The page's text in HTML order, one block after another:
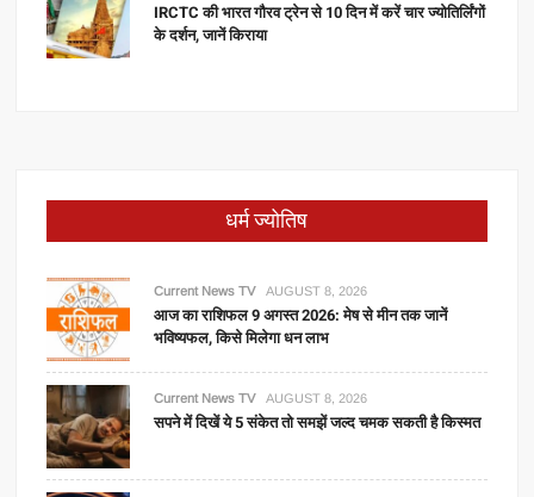
IRCTC की भारत गौरव ट्रेन से 10 दिन में करें चार ज्योतिर्लिंगों
के दर्शन, जानें किराया
धर्म ज्योतिष
Current News TV AUGUST 8, 2026
आज का राशिफल 9 अगस्त 2026: मेष से मीन तक जानें
भविष्यफल, किसे मिलेगा धन लाभ
Current News TV AUGUST 8, 2026
सपने में दिखें ये 5 संकेत तो समझें जल्द चमक सकती है किस्मत